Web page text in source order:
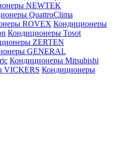
NEWTEK
QuattroClima
ROVEX Кондиционеры
Кондиционеры Tosot
ZERTEN
GENERAL
Кондиционеры Mitsubishi
VICKERS Кондиционеры